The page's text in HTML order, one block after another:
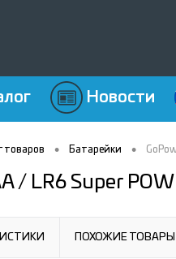
Новости
товаров • Батарейки •
/ LR6 Super
ПОХОЖИЕ ТОВАРЫ